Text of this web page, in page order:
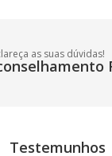
as suas dúvidas!
Testemunhos